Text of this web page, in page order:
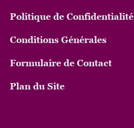
Politique de Confidentialité
Conditions Générales
Formulaire de Contact
Plan du Site